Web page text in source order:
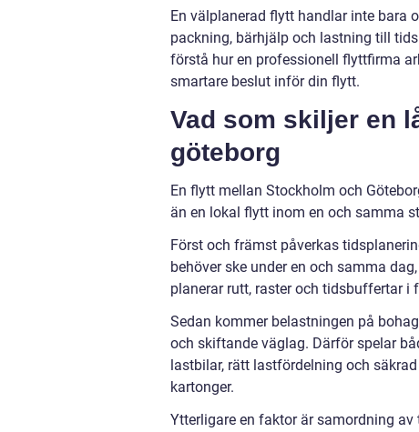
En välplanerad flytt handlar inte bara
packning, bärhjälp och lastning till
förstå hur en professionell flyttfirma
smartare beslut inför din flytt.
Vad som skiljer en
göteborg
En flytt mellan Stockholm och
än en lokal flytt inom en och samma
Först och främst påverkas
behöver ske under en och samma
planerar rutt, raster och tidsbuffertar i
Sedan kommer belastningen på
och skiftande väglag. Därför spelar
lastbilar, rätt lastfördelning och
kartonger.
Ytterligare en faktor är samordning